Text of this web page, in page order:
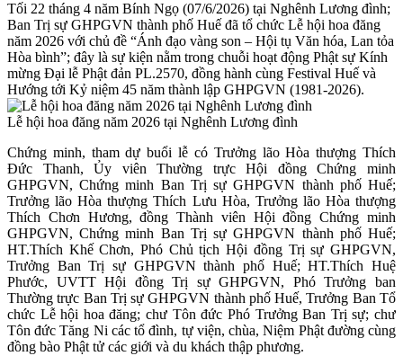
Tối 22 tháng 4 năm Bính Ngọ (07/6/2026) tại Nghênh Lương đình;
Ban Trị sự GHPGVN thành phố Huế đã tổ chức Lễ hội hoa đăng
năm 2026 với chủ đề “Ánh đạo vàng son – Hội tụ Văn hóa, Lan tỏa
Hòa bình”; đây là sự kiện nằm trong chuỗi hoạt động Phật sự Kính
mừng Đại lễ Phật đản PL.2570, đồng hành cùng Festival Huế và
Hướng tới Kỷ niệm 45 năm thành lập GHPGVN (1981-2026).
Lễ hội hoa đăng năm 2026 tại Nghênh Lương đình
Chứng minh, tham dự buổi lễ có Trưởng lão Hòa thượng Thích
Đức Thanh, Ủy viên Thường trực Hội đồng Chứng minh
GHPGVN, Chứng minh Ban Trị sự GHPGVN thành phố Huế;
Trưởng lão Hòa thượng Thích Lưu Hòa, Trưởng lão Hòa thượng
Thích Chơn Hương, đồng Thành viên Hội đồng Chứng minh
GHPGVN, Chứng minh Ban Trị sự GHPGVN thành phố Huế;
HT.Thích Khế Chơn, Phó Chủ tịch Hội đồng Trị sự GHPGVN,
Trưởng Ban Trị sự GHPGVN thành phố Huế; HT.Thích Huệ
Phước, UVTT Hội đồng Trị sự GHPGVN, Phó Trưởng ban
Thường trực Ban Trị sự GHPGVN thành phố Huế, Trưởng Ban Tổ
chức Lễ hội hoa đăng; chư Tôn đức Phó Trưởng Ban Trị sự; chư
Tôn đức Tăng Ni các tổ đình, tự viện, chùa, Niệm Phật đường cùng
đồng bào Phật tử các giới và du khách thập phương.